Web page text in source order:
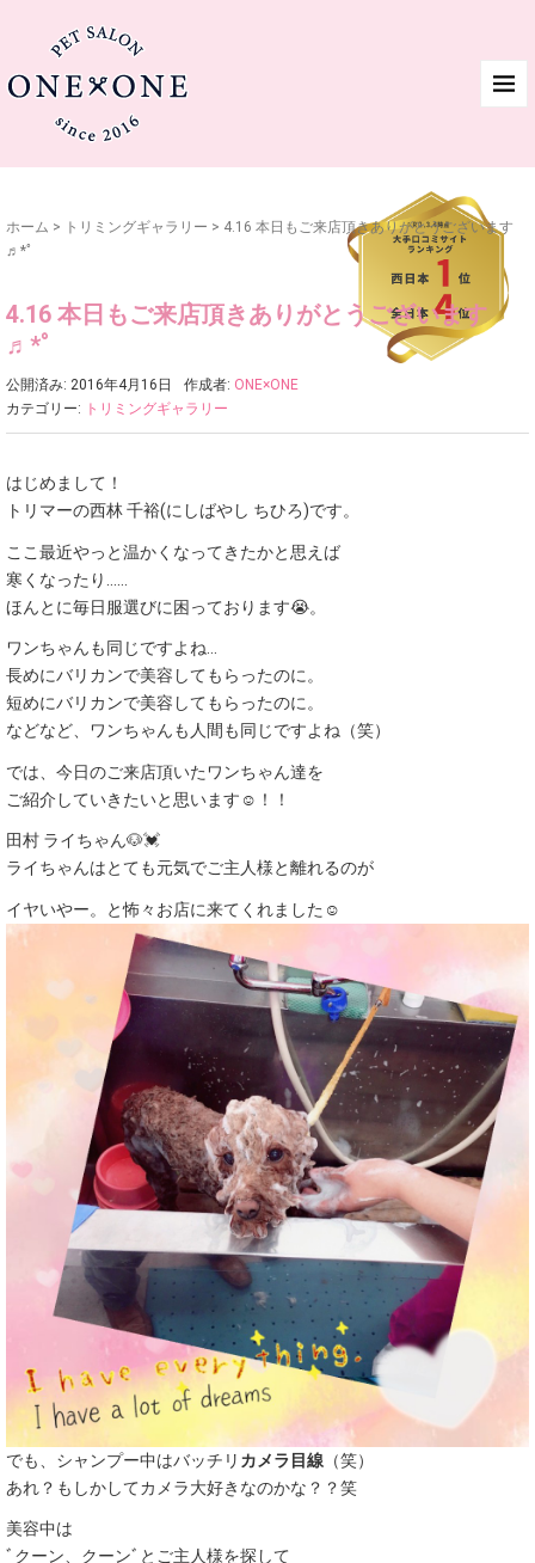
ホーム > トリミングギャラリー > 4.16 本日もご来店頂きありがとうございます
♬*ﾟ
4.16 本日もご来店頂きありがとうございます
♬*ﾟ
公開済み: 2016年4月16日 作成者: ONE×ONE
カテゴリー: トリミングギャラリー
はじめまして！
トリマーの西林 千裕(にしばやし ちひろ)です。
ここ最近やっと温かくなってきたかと思えば
寒くなったり……
ほんとに毎日服選びに困っております😭。
ワンちゃんも同じですよね…
長めにバリカンで美容してもらったのに。
短めにバリカンで美容してもらったのに。
などなど、ワンちゃんも人間も同じですよね（笑）
では、今日のご来店頂いたワンちゃん達を
ご紹介していきたいと思います☺！！
田村 ライちゃん🐶💓
ライちゃんはとても元気でご主人様と離れるのが
イヤいやー。と怖々お店に来てくれました☺
でも、シャンプー中はバッチリ カメラ目線 （笑）
あれ？もしかしてカメラ大好きなのかな？？笑
美容中は
ﾞクーン、クーンﾞとご主人様を探して